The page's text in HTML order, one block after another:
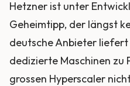
Hetzner ist unter
Geheimtipp, der längst
deutsche Anbieter
dedizierte Maschinen zu
grossen Hyperscaler